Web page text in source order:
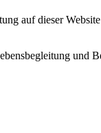
auf dieser
und